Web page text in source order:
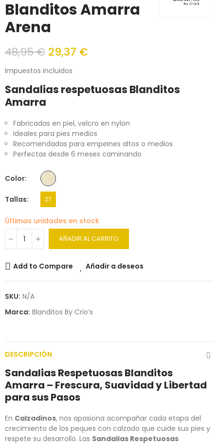
Blanditos Amarra
Arena
48,95 € 29,37 €
Impuestos incluidos
Sandalias respetuosas Blanditos
Amarra
Fabricadas en piel, velcro en nylon
Ideales para pies medios
Recomendadas para empeines altos o medios
Perfectas desde 6 meses caminando
Color
Tallas 27
Últimas unidades en stock
AÑADIR AL CARRITO
Add to Compare Añadir a deseos
SKU: N/A
Marca: Blanditos By Crio’s
DESCRIPCIÓN
Sandalias Respetuosas Blanditos
Amarra – Frescura, Suavidad y Libertad
para sus Pasos
En Calzadinos, nos apasiona acompañar cada etapa del
crecimiento de los peques con calzado que cuide sus pies y
respete su desarrollo. Las Sandalias Respetuosas